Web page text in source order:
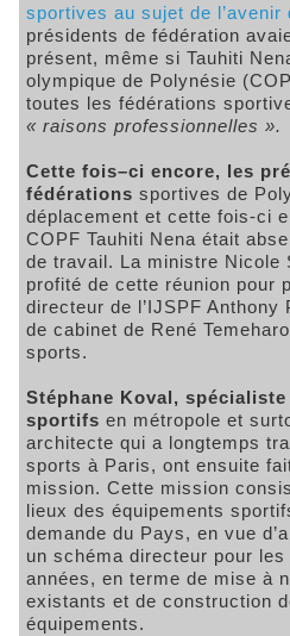
sportives au sujet de l’avenir
présidents de fédération
présent, même si Tauhiti
olympique de Polynésie
toutes les fédérations
« raisons professionnelles ».
Cette fois–ci encore, les
fédérations sportives de
déplacement et cette fois-ci
COPF Tauhiti Nena était
de travail. La ministre Nicole
profité de cette réunion pour
directeur de l’IJSPF Anthony
de cabinet de René
sports.
Stéphane Koval,
sportifs en métropole et
architecte qui a longtemps
sports à Paris, ont ensuite
mission. Cette mission
lieux des équipements
demande du Pays, en vue
un schéma directeur pour
années, en terme de mise à
existants et de construction
équipements.